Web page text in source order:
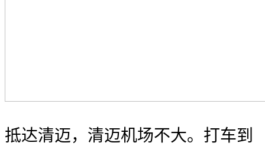
抵达清迈，清迈机场不大。打车到